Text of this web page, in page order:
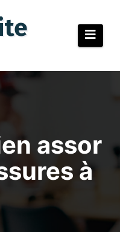
assor
à